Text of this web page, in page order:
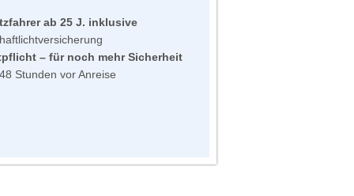
ab 25 J. inklusive
– für noch mehr Sicherheit
Stunden vor Anreise